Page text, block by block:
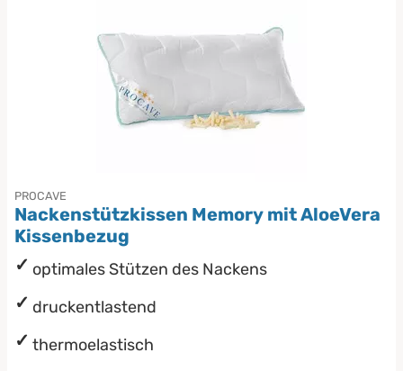
PROCAVE
Nackenstützkissen Memory mit AloeVera
Kissenbezug
optimales Stützen des Nackens
druckentlastend
thermoelastisch